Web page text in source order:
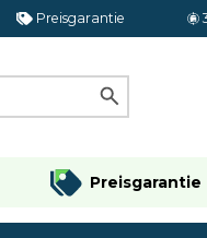
Preisgarantie
Preisgarantie